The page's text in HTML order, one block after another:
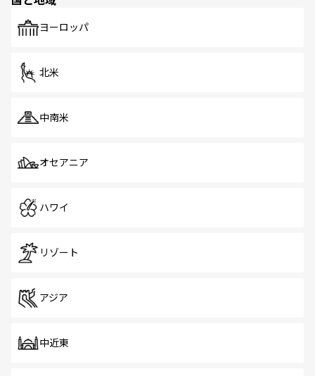
ヨーロッパ
北米
中南米
オセアニア
ハワイ
リゾート
アジア
中近東